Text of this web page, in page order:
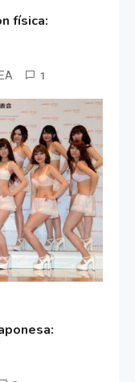
física:
1